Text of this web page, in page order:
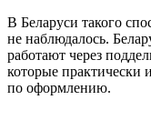
В Беларуси такого
не наблюдалось.
работают через
которые
по оформлению.